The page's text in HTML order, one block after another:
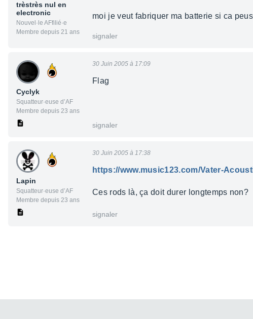
trèstrès nul en
electronic
Nouvel·le AFfilié·e
Membre depuis 21 ans
moi je veut fabriquer ma batterie si ca
signaler
Cyclyk
Squatteur·euse d’AF
Membre depuis 23 ans
30 Juin 2005 à 17:09
Flag
signaler
Lapin
Squatteur·euse d’AF
Membre depuis 23 ans
30 Juin 2005 à 17:38
https://www.music123.com/Vater-
Ces rods là, ça doit durer longtemps non?
signaler